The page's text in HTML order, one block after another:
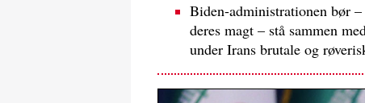
Biden-administrationen bør
deres magt – stå sammen
under Irans brutale og